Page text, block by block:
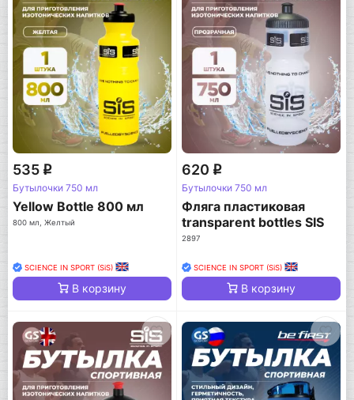
535 q
Бутылочки 750 мл
Yellow Bottle 800 мл
800 мл, Желтый
SCIENCE IN SPORT (SiS)
В корзину
620 q
Бутылочки 750 мл
Фляга пластиковая
transparent bottles SIS
Fuelled, 750мл
2897
SCIENCE IN SPORT (SiS)
В корзину